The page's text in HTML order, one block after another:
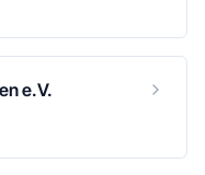
e.V.